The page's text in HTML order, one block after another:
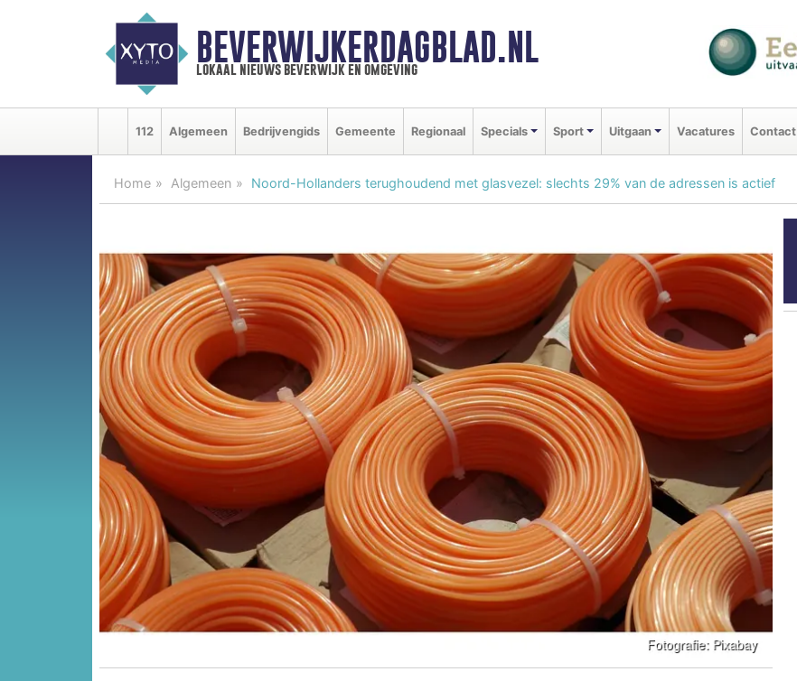
BEVERWIJKERDAGBLAD.NL
lokaal nieuws beverwijk en omgeving
112 Algemeen Bedrijvengids Gemeente Regionaal Specials Sport Uitgaan Vacatures Contact
Home Algemeen Noord-Hollanders terughoudend met glasvezel: slechts 29% van de adressen is actief